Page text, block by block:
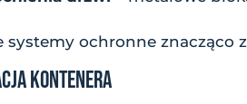
systemy ochronne
KONTENERA